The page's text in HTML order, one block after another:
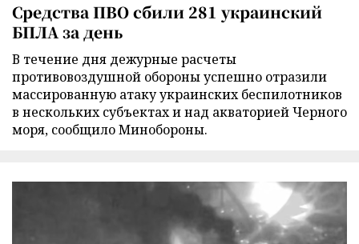
Средства ПВО сбили 281 украинский
БПЛА за день
В течение дня дежурные расчеты
противовоздушной обороны успешно отразили
массированную атаку украинских беспилотников
в нескольких субъектах и над акваторией Черного
моря, сообщило Минобороны.